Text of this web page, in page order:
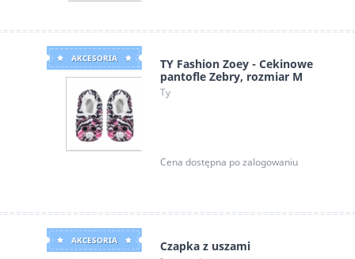
AKCESORIA
TY Fashion Zoey - Cekinowe
pantofle Zebry, rozmiar M
Ty
Cena dostępna po zalogowaniu
AKCESORIA Czapka z uszami